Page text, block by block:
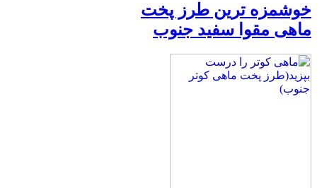
خوشمزه ترین طرز پخت
ماهی مقوا سفید جنوب